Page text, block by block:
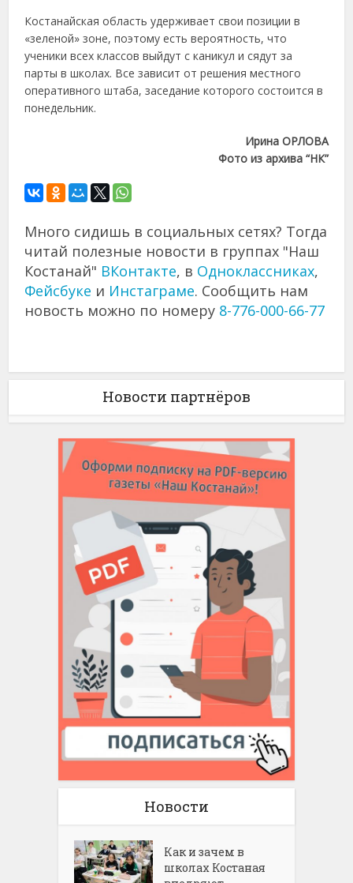
Костанайская область удерживает свои позиции в
«зеленой» зоне, поэтому есть вероятность, что
ученики всех классов выйдут с каникул и сядут за
парты в школах. Все зависит от решения местного
оперативного штаба, заседание которого состоится в
понедельник.
Ирина ОРЛОВА
Фото из архива “НК”
Много сидишь в социальных сетях? Тогда
читай полезные новости в группах "Наш
Костанай" ВКонтакте, в Одноклассниках,
Фейсбуке и Инстаграме. Сообщить нам
новость можно по номеру 8-776-000-66-77
Новости партнёров
Новости
Как и зачем в
школах Костаная